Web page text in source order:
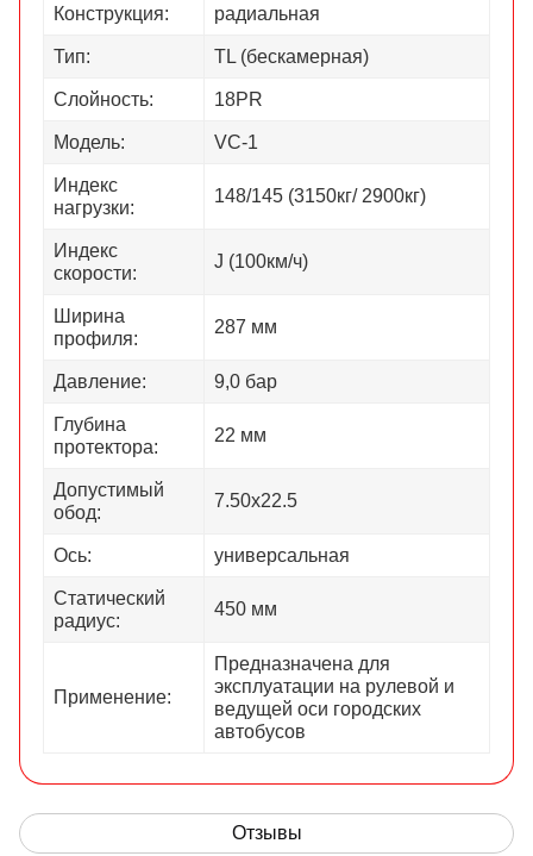
Конструкция: радиальная
Тип: TL (бескамерная)
Слойность: 18PR
Модель: VC-1
Индекс
нагрузки:
148/145 (3150кг/ 2900кг)
Индекс
скорости:
J (100км/ч)
Ширина
профиля:
287 мм
Давление: 9,0 бар
Глубина
протектора:
22 мм
Допустимый
обод:
7.50х22.5
Ось: универсальная
Статический
радиус:
450 мм
Применение:
Предназначена для
эксплуатации на рулевой и
ведущей оси городских
автобусов
Отзывы